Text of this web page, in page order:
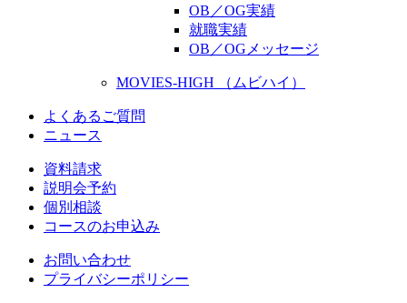
OB／OG実績
就職実績
OB／OGメッセージ
MOVIES-HIGH （ムビハイ）
よくあるご質問
ニュース
資料請求
説明会予約
個別相談
コースのお申込み
お問い合わせ
プライバシーポリシー